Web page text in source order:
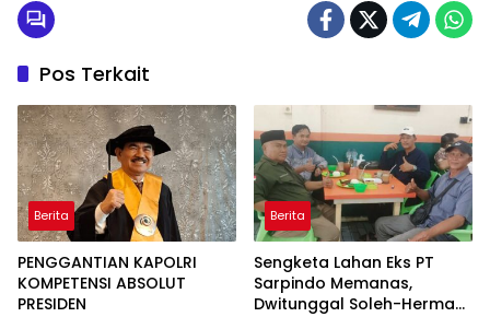
Pos Terkait
Berita
PENGGANTIAN KAPOLRI
KOMPETENSI ABSOLUT
PRESIDEN
Berita
Sengketa Lahan Eks PT
Sarpindo Memanas,
Dwitunggal Soleh-Herman